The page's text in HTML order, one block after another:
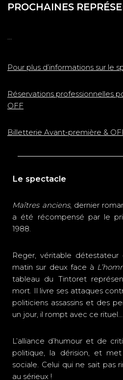
PROCHAINES
Pour plus d’informations sur le
Réservations professionnelles
OFF
Billetterie Avant-première &
Le spectacle
Maîtres anciens, dernier
a été récompensé par le
1988.
Reger, véritable détestateur
matin sur deux face à
tableau du Tintoret
mort. Il livre ses attaques
politiciens assassins et des
un jour, il rompt avec ce rituel…
L’alliance d’humour et de
politique, la dérision, et
sociale. Celui qui ne sait pas
au sérieux !